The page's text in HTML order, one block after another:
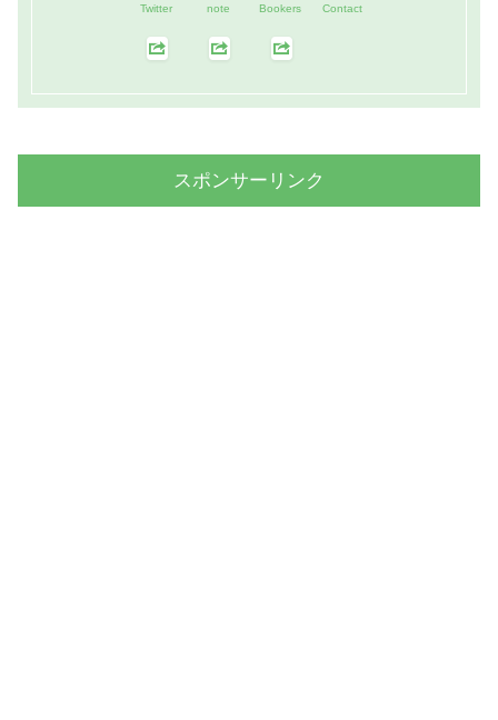
Twitter note Bookers Contact
スポンサーリンク